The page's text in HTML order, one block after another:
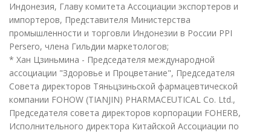
Индонезия, Главу комитета Ассоциации экспортеров и
импортеров, Представителя Министерства
промышленности и торговли Индонезии в России PPI
Persero, члена Гильдии маркетологов;
* Хан Цзиньмина - Председателя международной
ассоциации "Здоровье и Процветание", Председателя
Совета директоров Тяньцзиньской фармацевтической
компании FOHOW (TIANJIN) PHARMACEUTICAL Co. Ltd.,
Председателя совета директоров корпорации FOHERB,
Исполнительного директора Китайской Ассоциации по